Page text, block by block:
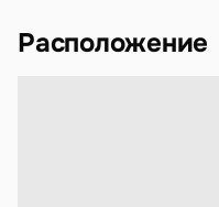
Расположение